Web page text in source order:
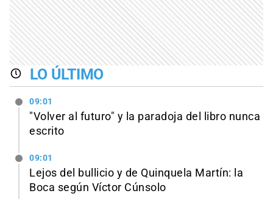
LO ÚLTIMO
09:01
"Volver al futuro" y la paradoja del libro nunca
escrito
09:01
Lejos del bullicio y de Quinquela Martín: la
Boca según Víctor Cúnsolo